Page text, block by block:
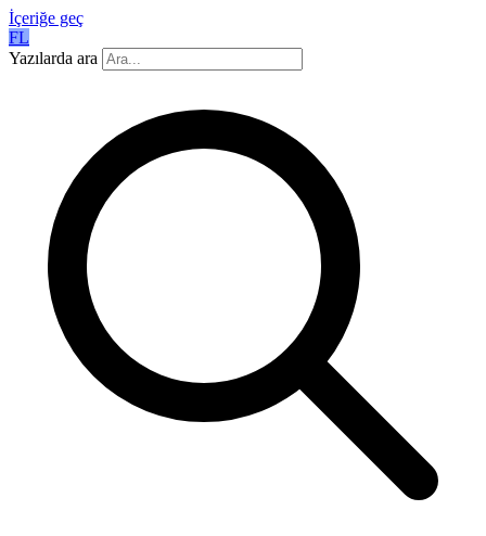
İçeriğe geç
FL
Yazılarda ara